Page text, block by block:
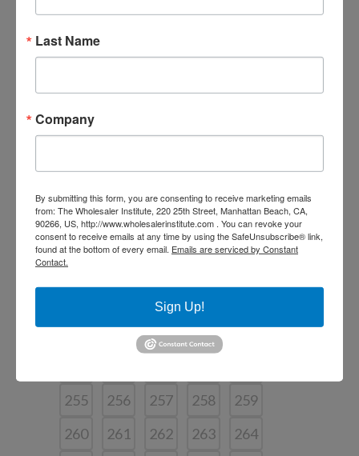
210
211 212 213
214
215
216 217 218
219
225
226 227 228
229
230
231 232 233
234
235
242 243
245
246 247 248
249
255
256 257 258
259
260
261 262 263
264
Last Name
Company
By submitting this form, you are consenting to receive marketing emails
from: The Wholesaler Institute, 220 25th Street, Manhattan Beach, CA,
90266, US, http://www.wholesalerinstitute.com . You can revoke your
consent to receive emails at any time by using the SafeUnsubscribe® link,
found at the bottom of every email. Emails are serviced by Constant
Contact.
Sign Up!